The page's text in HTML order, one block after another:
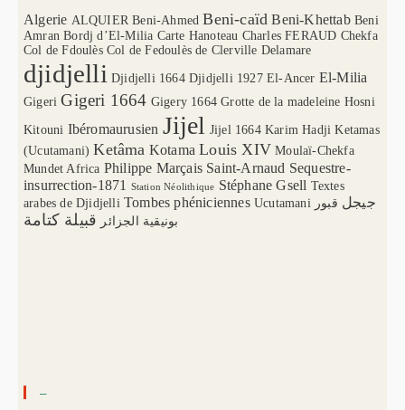
Algerie ALQUIER Beni-Ahmed Beni-caïd Beni-Khettab Beni
Amran Bordj d’El-Milia Carte Hanoteau Charles FERAUD Chekfa
Col de Fdoulès Col de Fedoulès de Clerville Delamare
djidjelli Djidjelli 1664 Djidjelli 1927 El-Ancer El-Milia
Gigeri Gigeri 1664 Gigery 1664 Grotte de la madeleine Hosni
Kitouni Ibéromaurusien Jijel Jijel 1664 Karim Hadji Ketamas
(Ucutamani) Ketâma Kotama Louis XIV Moulaï-Chekfa
Mundet Africa Philippe Marçais Saint-Arnaud Sequestre-
insurrection-1871
Station Néolithique Stéphane Gsell Textes
arabes de Djidjelli Tombes phéniciennes Ucutamani جيجل قبور
بونيقية الجزائر قبيلة كتامة
–